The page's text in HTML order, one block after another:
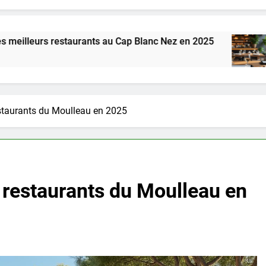
au Cap Blanc Nez en 2025 Comment
2 Semaines Ago
du Moulleau en 2025
du Moulleau en